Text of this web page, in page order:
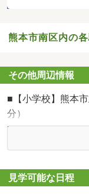
熊本市立力合中学校
熊本市南区内の
その他周辺情報
■【小学校】熊本
分）
■【中学校】熊本
■【スーパー】マ
■【コンビニ】フ
歩4分）
見学可能な日程